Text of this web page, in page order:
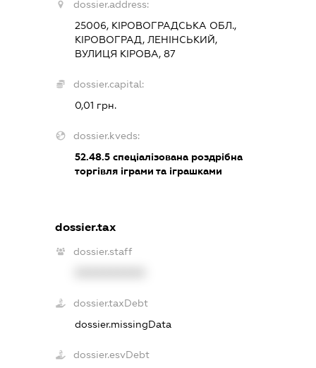
dossier.address:
25006, КІРОВОГРАДСЬКА ОБЛ.,
КІРОВОГРАД, ЛЕНІНСЬКИЙ,
ВУЛИЦЯ КІРОВА, 87
dossier.capital:
0,01 грн.
dossier.kveds:
52.48.5спеціалізована роздрібна
торгівля іграми та іграшками
dossier.tax
dossier.staff
dossier.taxDebt
dossier.missingData
dossier.esvDebt